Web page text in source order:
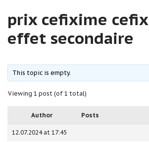
prix cefixime
effet secondaire
This topic is empty.
Viewing 1 post (of 1 total)
Author Posts
12.07.2024 at 17:45